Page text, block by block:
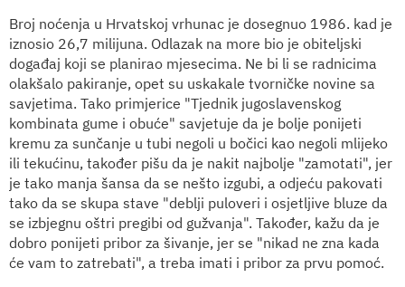
Broj noćenja u Hrvatskoj vrhunac je dosegnuo 1986. kad je
iznosio 26,7 milijuna. Odlazak na more bio je obiteljski
događaj koji se planirao mjesecima. Ne bi li se radnicima
olakšalo pakiranje, opet su uskakale tvorničke novine sa
savjetima. Tako primjerice "Tjednik jugoslavenskog
kombinata gume i obuće" savjetuje da je bolje ponijeti
kremu za sunčanje u tubi negoli u bočici kao negoli mlijeko
ili tekućinu, također pišu da je nakit najbolje "zamotati", jer
je tako manja šansa da se nešto izgubi, a odjeću pakovati
tako da se skupa stave "deblji puloveri i osjetljive bluze da
se izbjegnu oštri pregibi od gužvanja". Također, kažu da je
dobro ponijeti pribor za šivanje, jer se "nikad ne zna kada
će vam to zatrebati", a treba imati i pribor za prvu pomoć.